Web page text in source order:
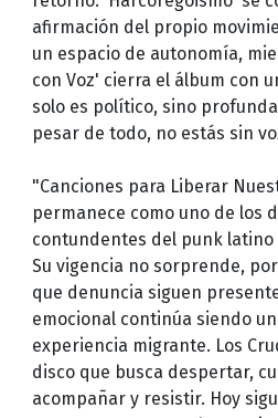
afirmación del propio
un espacio de autonomía,
con Voz' cierra el álbum con
solo es político, sino
pesar de todo, no estás sin
"Canciones para Liberar
permanece como uno de los
contundentes del punk latino
Su vigencia no sorprende,
que denuncia siguen
emocional continúa siendo
experiencia migrante. Los
disco que busca despertar,
acompañar y resistir. Hoy